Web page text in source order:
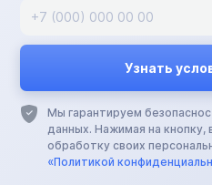
Мы гарантируем
данных. Нажимая на кнопку,
обработку своих
«Политикой